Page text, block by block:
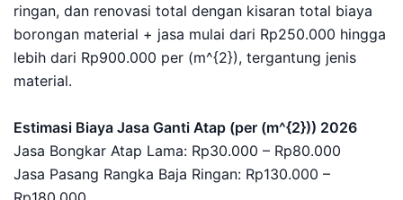
ringan, dan renovasi total dengan kisaran total biaya
borongan material + jasa mulai dari Rp250.000 hingga
lebih dari Rp900.000 per (m^{2}), tergantung jenis
material.
Estimasi Biaya Jasa Ganti Atap (per (m^{2})) 2026
Jasa Bongkar Atap Lama: Rp30.000 – Rp80.000
Jasa Pasang Rangka Baja Ringan: Rp130.000 –